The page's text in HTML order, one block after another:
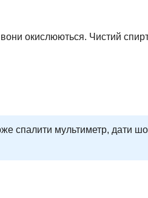
вони окислюються. Чистий
спалити мультиметр, дати